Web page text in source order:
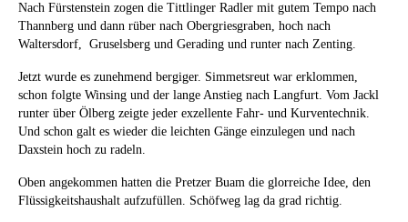
Nach Fürstenstein zogen die Tittlinger Radler mit gutem Tempo nach
Thannberg und dann rüber nach Obergriesgraben, hoch nach
Waltersdorf, Gruselsberg und Gerading und runter nach Zenting.
Jetzt wurde es zunehmend bergiger. Simmetsreut war erklommen,
schon folgte Winsing und der lange Anstieg nach Langfurt. Vom Jackl
runter über Ölberg zeigte jeder exzellente Fahr- und Kurventechnik.
Und schon galt es wieder die leichten Gänge einzulegen und nach
Daxstein hoch zu radeln.
Oben angekommen hatten die Pretzer Buam die glorreiche Idee, den
Flüssigkeitshaushalt aufzufüllen. Schöfweg lag da grad richtig.